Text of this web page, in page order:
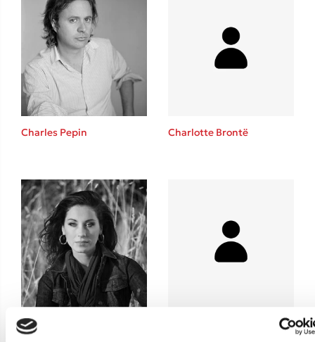
Benzamin Bécue
Rebecca Yarros
Teo Benedetti
Τζένη Κουτσοδημητροπούλου
Emily Henry
Ali Hazelwood
Pierdomenico Baccalario
Δημοφιλή Άρθρα
3 βιβλία βασισμένα σε αληθινά γεγονότα!
Τεστ: Ποιο αστυνομικό βιβλίο σου ταιριάζει για το καλοκαίρι;
Ο εθισμός των παιδιών στις οθόνες δεν είναι «το πρόβλημα»
Μια λέξη που συχνά νιώθεις αλλά την αγνοείς
Τι είναι η νευροποικιλότητα; Η Δρ. Δανάη Δεληγεώργη απαντά!
Συγχαρητήρια, Πέθανες! Μια ξενάγηση στον Άδη της ελληνικής
Charles Pepin Charlotte Brontë